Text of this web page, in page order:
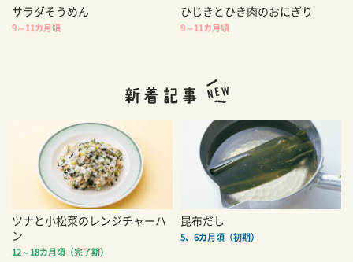
サラダそうめん
9～11カ月頃
ひじきとひき肉のおにぎり
9～11カ月頃
ツナと小松菜のレンジチャーハ
ン
12～18カ月頃（完了期）
昆布だし
5、6カ月頃（初期）